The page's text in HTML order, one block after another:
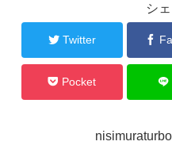
シ
Twitter
Pocket